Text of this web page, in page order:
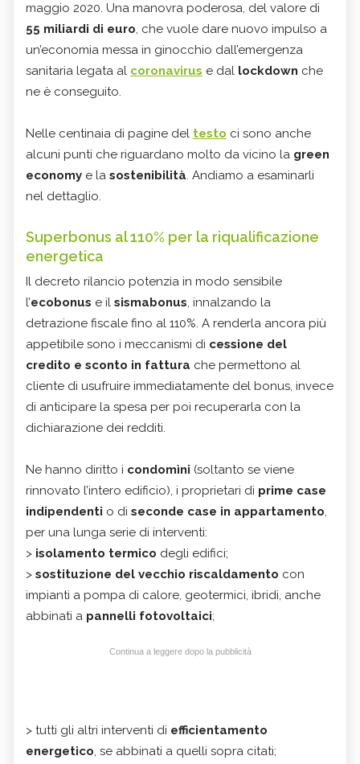
maggio 2020. Una manovra poderosa, del valore di
55 miliardi di euro, che vuole dare nuovo impulso a
un’economia messa in ginocchio dall’emergenza
sanitaria legata al coronavirus e dal lockdown che
ne è conseguito.
Nelle centinaia di pagine del testo ci sono anche
alcuni punti che riguardano molto da vicino la green
economy e la sostenibilità. Andiamo a esaminarli
nel dettaglio.
Superbonus al 110% per la riqualificazione
energetica
Il decreto rilancio potenzia in modo sensibile
l’ecobonus e il sismabonus, innalzando la
detrazione fiscale fino al 110%. A renderla ancora più
appetibile sono i meccanismi di cessione del
credito e sconto in fattura che permettono al
cliente di usufruire immediatamente del bonus, invece
di anticipare la spesa per poi recuperarla con la
dichiarazione dei redditi.
Ne hanno diritto i condomìni (soltanto se viene
rinnovato l’intero edificio), i proprietari di prime case
indipendenti o di seconde case in appartamento,
per una lunga serie di interventi:
> isolamento termico degli edifici;
> sostituzione del vecchio riscaldamento con
impianti a pompa di calore, geotermici, ibridi, anche
abbinati a pannelli fotovoltaici;
Continua a leggere dopo la pubblicità
> tutti gli altri interventi di efficientamento
energetico, se abbinati a quelli sopra citati;